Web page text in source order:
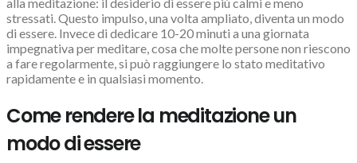
stressati. Questo impulso, una volta ampliato, diventa un modo
di essere. Invece di dedicare 10-20 minuti a una giornata
impegnativa per meditare, cosa che molte persone non riescono
a fare regolarmente, si può raggiungere lo stato meditativo
rapidamente e in qualsiasi momento.
Come rendere la meditazione un
modo di essere